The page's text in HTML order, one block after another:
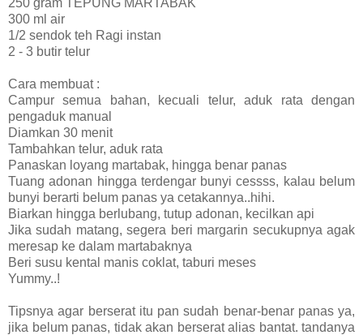
300 ml air
1/2 sendok teh Ragi instan
2 - 3 butir telur
Cara membuat :
Campur semua bahan, kecuali telur, aduk rata dengan
pengaduk manual
Diamkan 30 menit
Tambahkan telur, aduk rata
Panaskan loyang martabak, hingga benar panas
Tuang adonan hingga terdengar bunyi cessss, kalau belum
bunyi berarti belum panas ya cetakannya..hihi.
Biarkan hingga berlubang, tutup adonan, kecilkan api
Jika sudah matang, segera beri margarin secukupnya agak
meresap ke dalam martabaknya
Beri susu kental manis coklat, taburi meses
Yummy..!
Tipsnya agar berserat itu pan sudah benar-benar panas ya,
jika belum panas, tidak akan berserat alias bantat. tandanya